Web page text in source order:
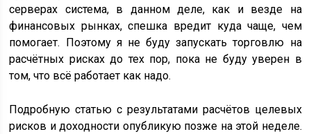
серверах система, в данном деле, как и везде на
финансовых рынках, спешка вредит куда чаще, чем
помогает. Поэтому я не буду запускать торговлю на
расчётных рисках до тех пор, пока не буду уверен в
том, что всё работает как надо.
Подробную статью с результатами расчётов целевых
рисков и доходности опубликую позже на этой неделе.